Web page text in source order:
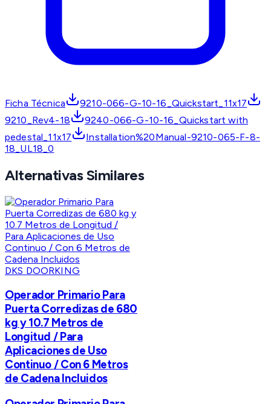
Ficha Técnica
9210-066-G-10-16_Quickstart_11x17
9210_Rev4-18
9240-066-G-10-16_Quickstart with
pedestal_11x17
Installation%20Manual-9210-065-F-8-
18_UL18_0
Alternativas Similares
DKS DOORKING
Operador Primario Para
Puerta Corredizas de 680
kg y 10.7 Metros de
Longitud / Para
Aplicaciones de Uso
Continuo / Con 6 Metros
de Cadena Incluidos